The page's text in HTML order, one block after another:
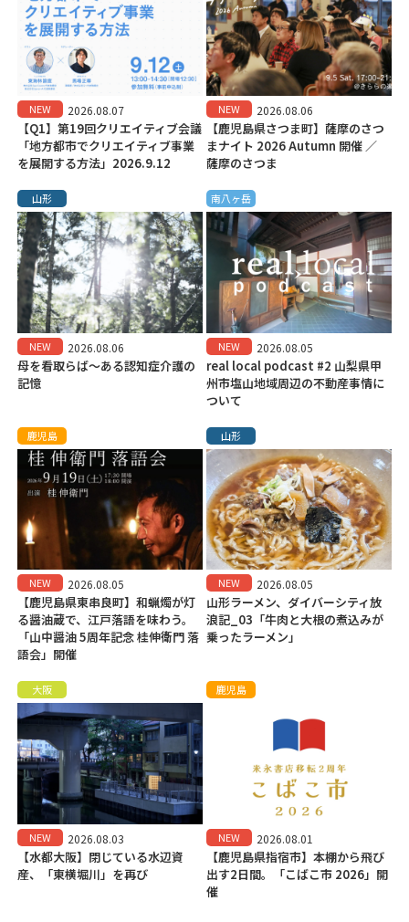
NEW 2026.08.07
【Q1】第19回クリエイティブ会議
「地方都市でクリエイティブ事業
を展開する方法」2026.9.12
NEW 2026.08.06
【鹿児島県さつま町】薩摩のさつ
まナイト 2026 Autumn 開催 ／
薩摩のさつま
山形
NEW 2026.08.06
母を看取らば～ある認知症介護の
記憶
南八ヶ岳
NEW 2026.08.05
real local podcast #2 山梨県甲
州市塩山地域周辺の不動産事情に
ついて
鹿児島
NEW 2026.08.05
【鹿児島県東串良町】和蝋燭が灯
る醤油蔵で、江戸落語を味わう。
「山中醤油 5周年記念 桂伸衛門 落
語会」開催
山形
NEW 2026.08.05
山形ラーメン、ダイバーシティ放
浪記_03「牛肉と大根の煮込みが
乗ったラーメン」
大阪
NEW 2026.08.03
【水都大阪】閉じている水辺資
産、「東横堀川」を再び
鹿児島
NEW 2026.08.01
【鹿児島県指宿市】本棚から飛び
出す2日間。「こばこ市 2026」開
催